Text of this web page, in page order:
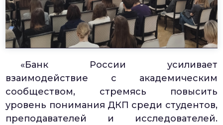
«Банк России усиливает
взаимодействие с академическим
сообществом, стремясь повысить
уровень понимания ДКП среди студентов,
преподавателей и исследователей.